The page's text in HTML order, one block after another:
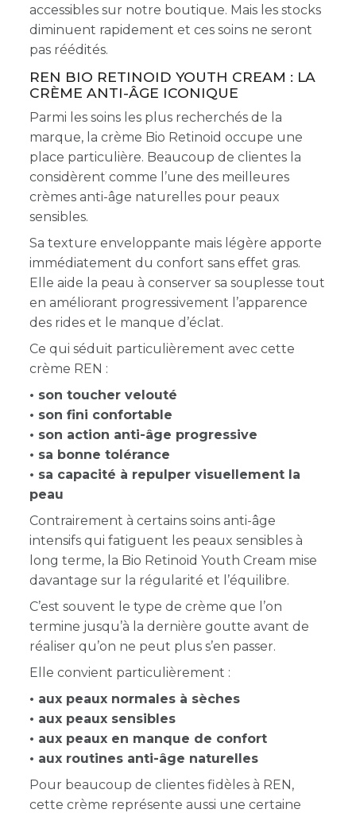
accessibles sur notre boutique. Mais les stocks
diminuent rapidement et ces soins ne seront
pas réédités.
REN BIO RETINOID YOUTH CREAM : LA
CRÈME ANTI-ÂGE ICONIQUE
Parmi les soins les plus recherchés de la
marque, la crème Bio Retinoid occupe une
place particulière. Beaucoup de clientes la
considèrent comme l’une des meilleures
crèmes anti-âge naturelles pour peaux
sensibles.
Sa texture enveloppante mais légère apporte
immédiatement du confort sans effet gras.
Elle aide la peau à conserver sa souplesse tout
en améliorant progressivement l’apparence
des rides et le manque d’éclat.
Ce qui séduit particulièrement avec cette
crème REN :
• son toucher velouté
• son fini confortable
• son action anti-âge progressive
• sa bonne tolérance
• sa capacité à repulper visuellement la
peau
Contrairement à certains soins anti-âge
intensifs qui fatiguent les peaux sensibles à
long terme, la Bio Retinoid Youth Cream mise
davantage sur la régularité et l’équilibre.
C’est souvent le type de crème que l’on
termine jusqu’à la dernière goutte avant de
réaliser qu’on ne peut plus s’en passer.
Elle convient particulièrement :
• aux peaux normales à sèches
• aux peaux sensibles
• aux peaux en manque de confort
• aux routines anti-âge naturelles
Pour beaucoup de clientes fidèles à REN,
cette crème représente aussi une certaine